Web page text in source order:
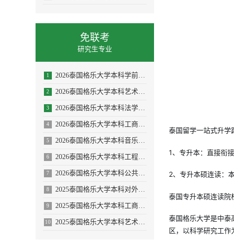
免联考
研究生专业
1 2026泰国格乐大学本科学前教育/体育教育专业招生简章
2 2026泰国格乐大学本科艺术与设计专业招生简章
3 2026泰国格乐大学本科法学专业招生简章
4 2026泰国格乐大学本科工商管理专业招生简章
5 2026泰国格乐大学本科音乐学/舞蹈学/表演艺术学/音乐与舞蹈学招生简章
6 2026泰国格乐大学本科工程管理/AI人工智能专业
7 2026泰国格乐大学本科公共卫生专业(大健康促进医疗与大数据)
8 2025泰国格乐大学本科对外汉语教学(国际中文教育)专业招生简章
9 2025泰国格乐大学本科工商管理专业—人力资源管理方向招生简章
10 2025泰国格乐大学本科艺术与设计专业招生简章
泰国留学一站式升学
1、专升本：直接衔
2、专升本硕连读：
泰国专升本硕连读院
泰国格乐大学是中泰
区，以科学研究工作